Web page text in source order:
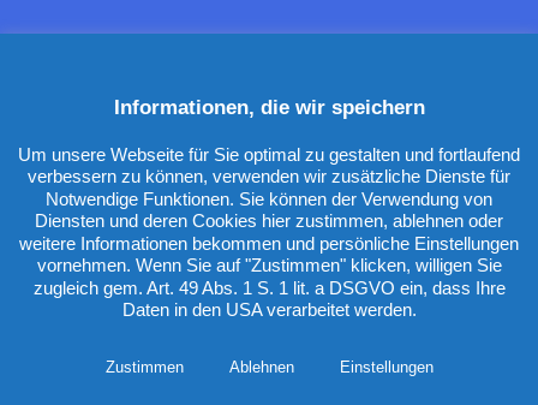
KATEGORIENInformationen, die wir speichern
Um unsere Webseite für Sie optimal zu gestalten und fortlaufend
verbessern zu können, verwenden wir zusätzliche Dienste für
Notwendige Funktionen. Sie können der Verwendung von
Diensten und deren Cookies hier zustimmen, ablehnen oder
weitere Informationen bekommen und persönliche Einstellungen
vornehmen. Wenn Sie auf "Zustimmen" klicken, willigen Sie
zugleich gem. Art. 49 Abs. 1 S. 1 lit. a DSGVO ein, dass Ihre
Daten in den USA verarbeitet werden.
Zustimmen Ablehnen Einstellungen